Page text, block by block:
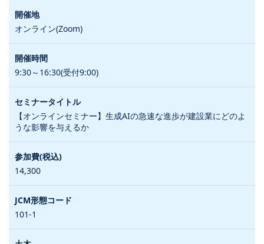
オンライン(Zoom)
9:30～16:30(受付9:00)
【オンラインセミナー】生成AIの急速な進歩が建設業にどのよ
うな影響を与えるか
14,300
101-1